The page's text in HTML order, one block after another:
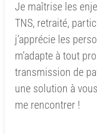
Je maîtrise les
TNS, retraité,
j’apprécie les
m’adapte à tout
transmission de
une solution à
me rencontrer !